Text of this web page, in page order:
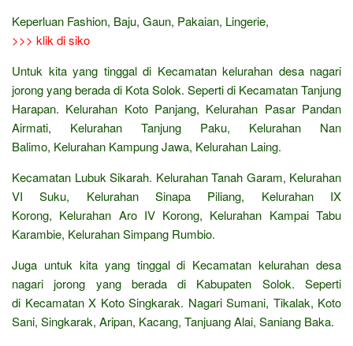
Keperluan Fashion, Baju, Gaun, Pakaian, Lingerie,
>>> klik di siko
Untuk kita yang tinggal di Kecamatan kelurahan desa nagari
jorong yang berada di Kota Solok. Seperti di Kecamatan Tanjung
Harapan. Kelurahan Koto Panjang, Kelurahan Pasar Pandan
Airmati, Kelurahan Tanjung Paku, Kelurahan Nan
Balimo, Kelurahan Kampung Jawa, Kelurahan Laing.
Kecamatan Lubuk Sikarah. Kelurahan Tanah Garam, Kelurahan
VI Suku, Kelurahan Sinapa Piliang, Kelurahan IX
Korong, Kelurahan Aro IV Korong, Kelurahan Kampai Tabu
Karambie, Kelurahan Simpang Rumbio.
Juga untuk kita yang tinggal di Kecamatan kelurahan desa
nagari jorong yang berada di Kabupaten Solok. Seperti
di Kecamatan X Koto Singkarak. Nagari Sumani, Tikalak, Koto
Sani, Singkarak, Aripan, Kacang, Tanjuang Alai, Saniang Baka.